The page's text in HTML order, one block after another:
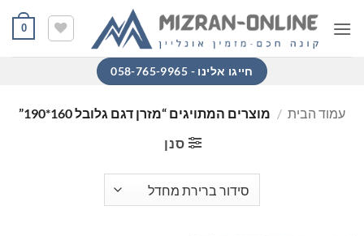
0
חייגו אלינו - 058-765-9965
עמוד הבית / מוצרים המתויגים “מזרן דגם גלובל 160*190”
סנן